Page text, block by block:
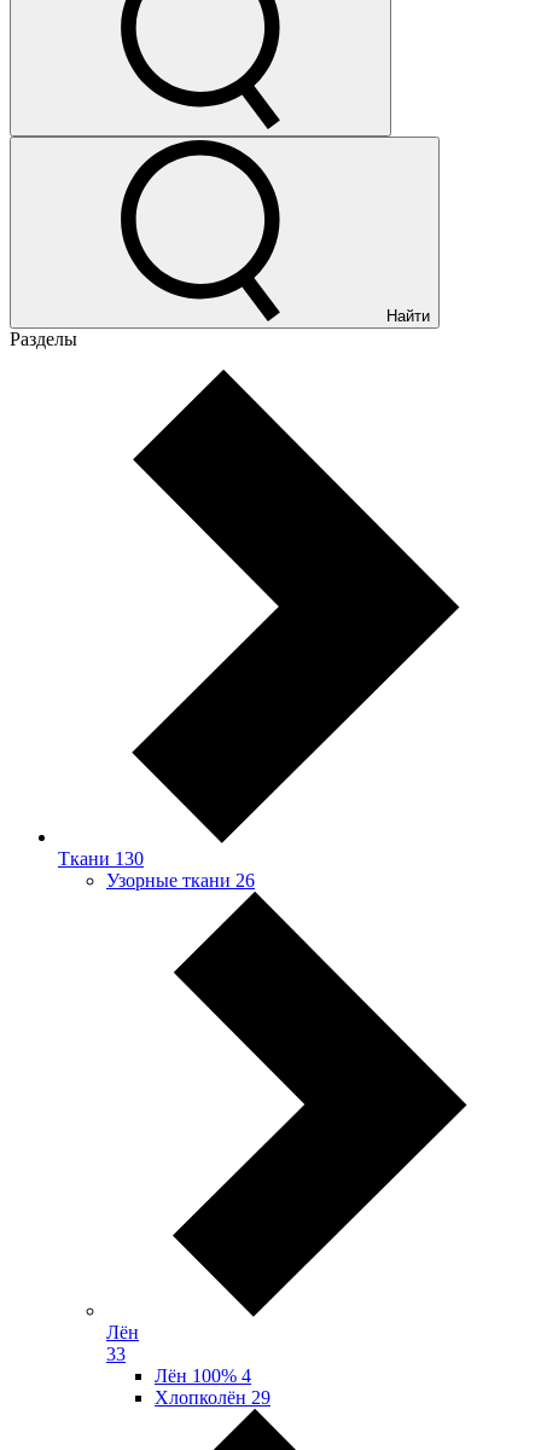
Найти
Разделы
Ткани 130
Узорные ткани 26
Лён
33
Лён 100% 4
Хлопколён 29